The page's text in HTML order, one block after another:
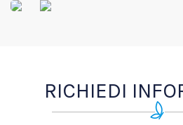
RICHIEDI